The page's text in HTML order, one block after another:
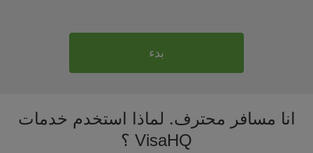
بدء
انا مسافر محترف. لماذا استخدم خدمات
VisaHQ ؟